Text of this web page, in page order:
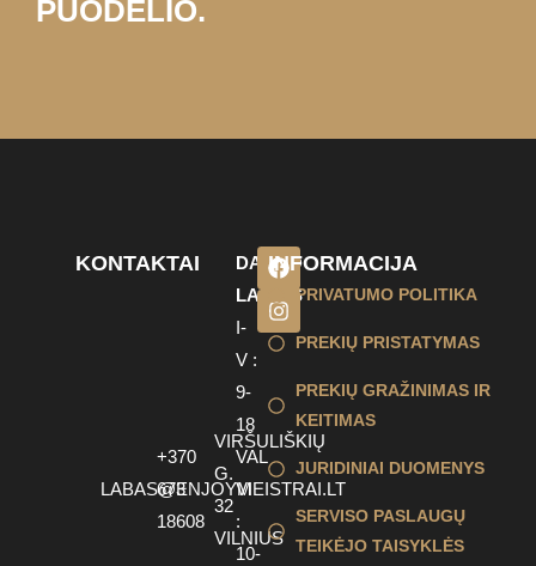
PUODELIO.
KONTAKTAI
LABAS@ENJOYMEISTRAI.LT
+370
673
18608
VIRŠULIŠKIŲ
G.
32
VILNIUS
DARBO
LAIKAS
I-
V :
9-
18
VAL
VI
:
10-
INFORMACIJA
PRIVATUMO POLITIKA
PREKIŲ PRISTATYMAS
PREKIŲ GRAŽINIMAS IR
KEITIMAS
JURIDINIAI DUOMENYS
SERVISO PASLAUGŲ
TEIKĖJO TAISYKLĖS